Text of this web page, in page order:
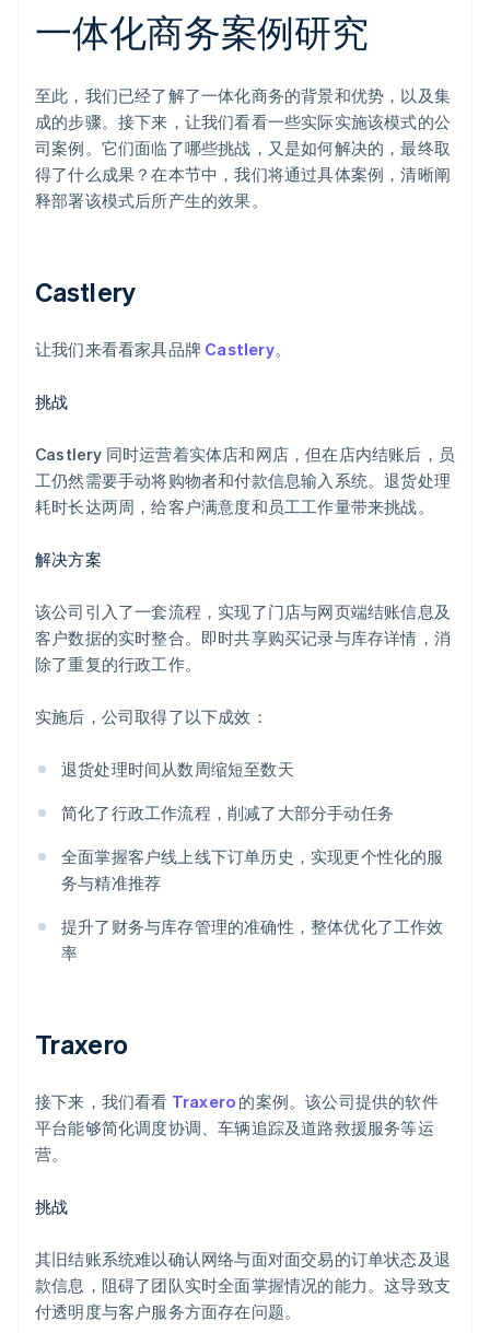
一体化商务案例研究
至此，我们已经了解了一体化商务的背景和优势，以及集
成的步骤。接下来，让我们看看一些实际实施该模式的公
司案例。它们面临了哪些挑战，又是如何解决的，最终取
得了什么成果？在本节中，我们将通过具体案例，清晰阐
释部署该模式后所产生的效果。
Castlery
让我们来看看家具品牌 Castlery。
挑战
Castlery 同时运营着实体店和网店，但在店内结账后，员
工仍然需要手动将购物者和付款信息输入系统。退货处理
耗时长达两周，给客户满意度和员工工作量带来挑战。
解决方案
该公司引入了一套流程，实现了门店与网页端结账信息及
客户数据的实时整合。即时共享购买记录与库存详情，消
除了重复的行政工作。
实施后，公司取得了以下成效：
退货处理时间从数周缩短至数天
简化了行政工作流程，削减了大部分手动任务
全面掌握客户线上线下订单历史，实现更个性化的服
务与精准推荐
提升了财务与库存管理的准确性，整体优化了工作效
率
Traxero
接下来，我们看看 Traxero 的案例。该公司提供的软件
平台能够简化调度协调、车辆追踪及道路救援服务等运
营。
挑战
其旧结账系统难以确认网络与面对面交易的订单状态及退
款信息，阻碍了团队实时全面掌握情况的能力。这导致支
付透明度与客户服务方面存在问题。